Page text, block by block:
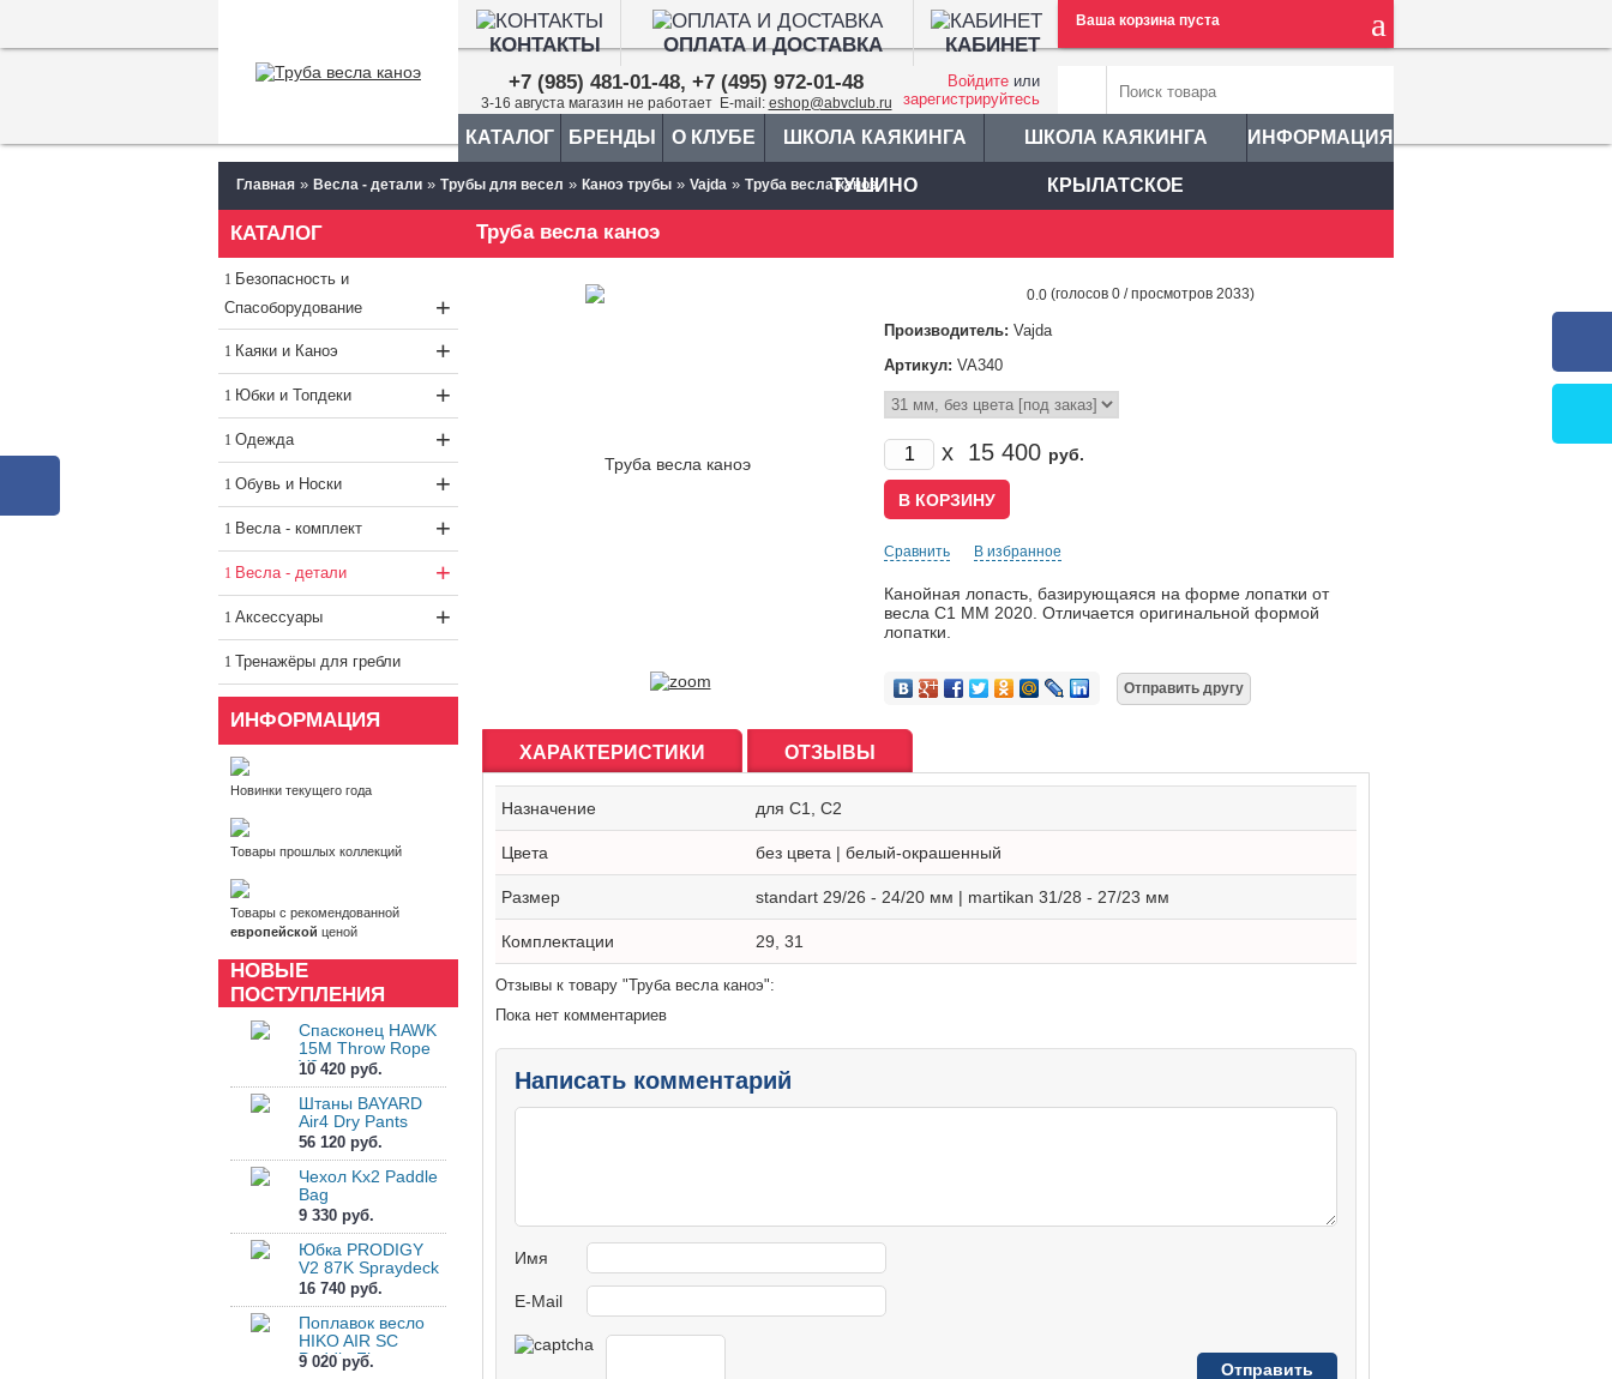
КОНТАКТЫ ОПЛАТА И ДОСТАВКА КАБИНЕТ
Ваша корзина пуста
+7 (985) 481-01-48, +7 (495) 972-01-48
3-16 августа магазин не работает E-mail: eshop@abvclub.ru
Войдите или
зарегистрируйтесь
КАТАЛОГ БРЕНДЫ О КЛУБЕ ШКОЛА КАЯКИНГА
ТУШИНО
ШКОЛА КАЯКИНГА
КРЫЛАТСКОЕ
ИНФОРМАЦИЯ
Главная » Весла - детали » Трубы для весел » Каноэ трубы » Vajda » Труба весла каноэ
КАТАЛОГ
Безопасность и
Спасоборудование
+
Каяки и Каноэ +
Юбки и Топдеки +
Одежда +
Обувь и Носки +
Весла - комплект +
Весла - детали +
Аксессуары +
Тренажёры для гребли
ИНФОРМАЦИЯ
Новинки текущего года
Товары прошлых коллекций
Товары с рекомендованной
европейской ценой
НОВЫЕ
ПОСТУПЛЕНИЯ
Спасконец HAWK
15M Throw Rope
V2
10 420 руб.
Штаны BAYARD
Air4 Dry Pants
56 120 руб.
Чехол Kx2 Paddle
Bag
9 330 руб.
Юбка PRODIGY
V2 87K Spraydeck
16 740 руб.
Поплавок весло
HIKO AIR SC
Paddle Float
9 020 руб.
Труба весла каноэ
0.0 (голосов 0 / просмотров 2033)
Производитель: Vajda
Артикул: VA340
x 15 400 руб.
Сравнить В избранное
Канойная лопасть, базирующаяся на форме лопатки от
весла С1 MM 2020. Отличается оригинальной формой
лопатки.
ХАРАКТЕРИСТИКИ ОТЗЫВЫ
Назначение для C1, C2
Цвета без цвета | белый-окрашенный
Размер standart 29/26 - 24/20 мм | martikan 31/28 - 27/23 мм
Комплектации 29, 31
Отзывы к товару "Труба весла каноэ":
Пока нет комментариев
Написать комментарий
Имя
E-Mail